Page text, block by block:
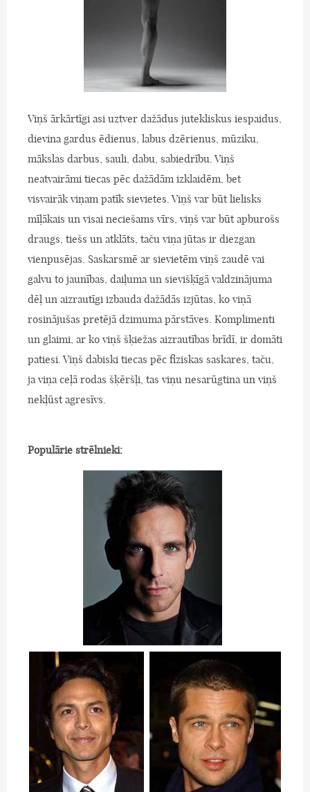
Viņš ārkārtīgi asi uztver dažādus jutekliskus iespaidus,
dievina gardus ēdienus, labus dzērienus, mūziku,
mākslas darbus, sauli, dabu, sabiedrību. Viņš
neatvairāmi tiecas pēc dažādām izklaidēm, bet
visvairāk viņam patīk sievietes. Viņš var būt lielisks
mīļākais un visai neciešams vīrs, viņš var būt apburošs
draugs, tiešs un atklāts, taču viņa jūtas ir diezgan
vienpusējas. Saskarsmē ar sievietēm viņš zaudē vai
galvu to jaunības, daiļuma un sievišķīgā valdzinājuma
dēļ un aizrautīgi izbauda dažādās izjūtas, ko viņā
rosinājušas pretējā dzimuma pārstāves. Komplimenti
un glaimi, ar ko viņš šķiežas aizrautības brīdī, ir domāti
patiesi. Viņš dabiski tiecas pēc fiziskas saskares, taču,
ja viņa ceļā rodas šķēršļi, tas viņu nesarūgtina un viņš
nekļūst agresīvs.
Populārie strēlnieki: